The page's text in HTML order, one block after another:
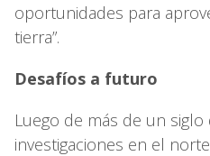
oportunidades para
tierra”.
Desafíos a futuro
Luego de más de un
investigaciones en el